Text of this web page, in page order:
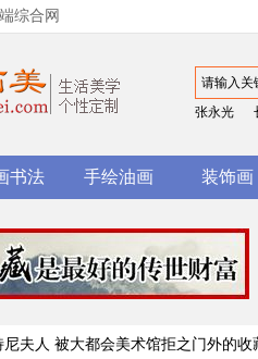
综合网
张永光
书法 手绘油画 装饰画
尼夫人 被大都会美术馆拒之门外的收